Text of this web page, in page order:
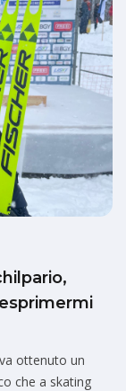
ottenuto un
che a skating